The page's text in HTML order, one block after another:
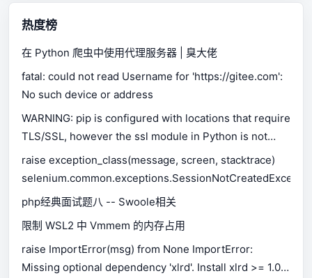
热度榜
在 Python 爬虫中使用代理服务器 | 臭大佬
fatal: could not read Username for 'https://gitee.com':
No such device or address
WARNING: pip is configured with locations that require
TLS/SSL, however the ssl module in Python is not
available.
raise exception_class(message, screen, stacktrace)
php经典面试题八 -- Swoole相关
限制 WSL2 中 Vmmem 的内存占用
raise ImportError(msg) from None ImportError:
Missing optional dependency 'xlrd'. Install xlrd >= 1.0.0